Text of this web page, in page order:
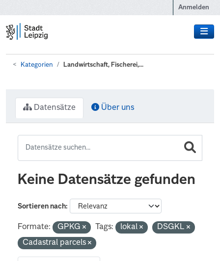
Anmelden
Kategorien Landwirtschaft, Fischerei,...
Datensätze Über uns
Keine Datensätze gefunden
Sortieren nach
Formate: GPKG Tags: lokal
DSGKL
Cadastral parcels